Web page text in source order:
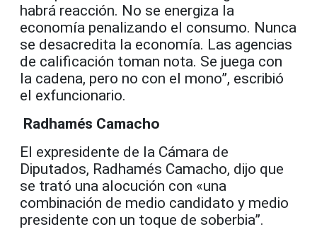
habrá reacción. No se energiza la
economía penalizando el consumo. Nunca
se desacredita la economía. Las agencias
de calificación toman nota. Se juega con
la cadena, pero no con el mono”, escribió
el exfuncionario.
Radhamés Camacho
El expresidente de la Cámara de
Diputados, Radhamés Camacho, dijo que
se trató una alocución con «una
combinación de medio candidato y medio
presidente con un toque de soberbia”.